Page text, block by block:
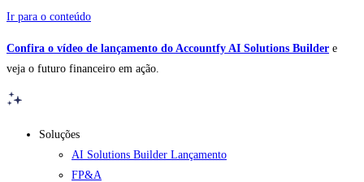
Ir para o conteúdo
Confira o vídeo de lançamento do Accountfy AI Solutions Builder e
veja o futuro financeiro em ação.
Soluções
AI Solutions Builder Lançamento
FP&A